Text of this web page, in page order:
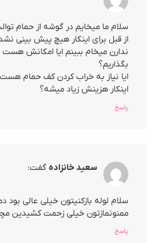
سلام ما میخایم در گوشه از حمام توالت
از قبل برای اینکار هیچ پیش بینی نشده
ندارن میخام ببینم ایا امکانش هست
بگذاریم؟
ایا نیاز به خراب کردن کف حمام هست؟
اینکار هزینش زیاد میشه؟
پاسخ
سعید خانزاده گفت:
سلام لوله بازکنیتون خیلی عالی بود
ممنونمازتون خیلی زحمت کشیدین
پاسخ